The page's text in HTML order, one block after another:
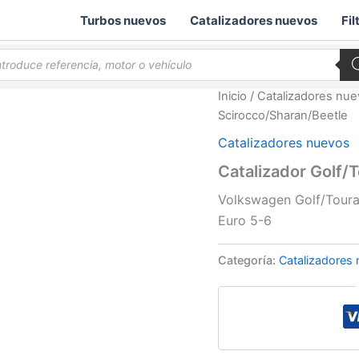
Turbos nuevos Catalizadores nuevos
Inicio / Catalizadores
Scirocco/Sharan/Beetle
Catalizadores nuevos
Catalizador Golf/
Volkswagen Golf/
Euro 5-6
Categoría: Catalizadores